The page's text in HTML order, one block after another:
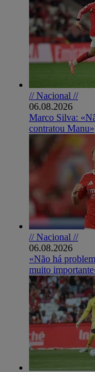
// Nacional //
06.08.2026
Marco Silva:
contratou Manu»
// Nacional //
06.08.2026
«Não há
muito